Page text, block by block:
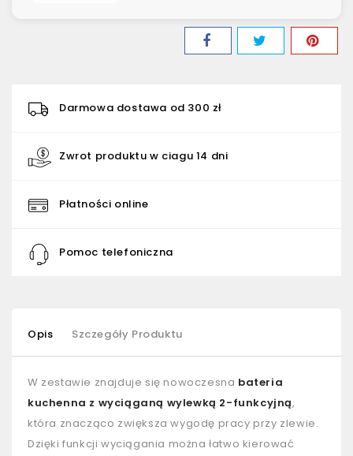
Darmowa dostawa od 300 zł
Zwrot produktu w ciagu 14 dni
Płatności online
Pomoc telefoniczna
Opis Szczegóły Produktu
W zestawie znajduje się nowoczesna bateria
kuchenna z wyciąganą wylewką 2-funkcyjną,
która znacząco zwiększa wygodę pracy przy zlewie.
Dzięki funkcji wyciągania można łatwo kierować